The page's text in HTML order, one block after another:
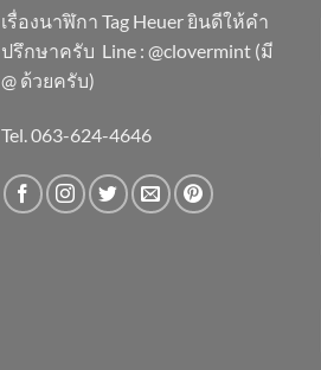
เรื่องนาฬิกา Tag Heuer ยินดีให้คำ
ปรึกษาครับ ​Line : @clovermint (มี
@ ด้วยครับ)
Tel. 063-624-4646